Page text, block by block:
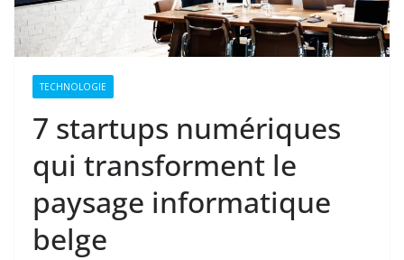
TECHNOLOGIE
7 startups numériques
qui transforment le
paysage informatique
belge